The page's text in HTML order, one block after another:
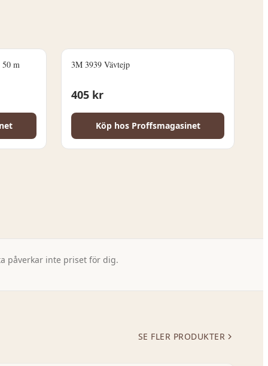
50 m 3M 3939 Vävtejp
405 kr
Köp hos Proffsmagasinet
påverkar inte priset för dig.
SE FLER PRODUKTER